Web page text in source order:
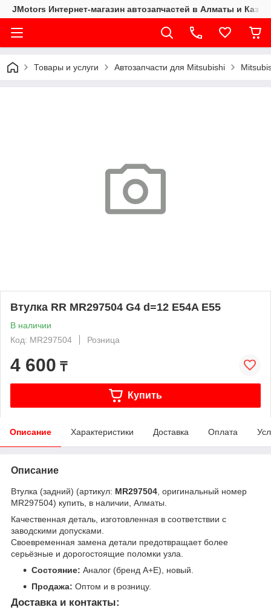
JMotors Интернет-магазин автозапчастей в Алматы и
Товары и услуги Автозапчасти для Mitsubishi
Втулка RR MR297504 G4 d=12 E54A E55
В наличии
Код: MR297504
Розница
4 600 ₸
Купить
Описание Характеристики Доставка Оплата
Описание
Втулка (задний) (артикул: MR297504 , оригинальный номер
MR297504) купить, в наличии, Алматы.
Качественная деталь, изготовленная в соответствии с
заводскими допусками.
Своевременная замена детали предотвращает более
серьёзные и дорогостоящие поломки узла.
Состояние: Аналог (бренд A+E), новый.
Продажа: Оптом и в розницу.
Доставка и контакты: